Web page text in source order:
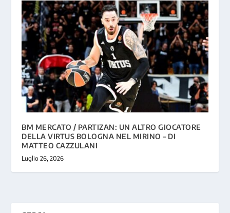
BM MERCATO / PARTIZAN: UN ALTRO GIOCATORE
DELLA VIRTUS BOLOGNA NEL MIRINO – DI
MATTEO CAZZULANI
Luglio 26, 2026